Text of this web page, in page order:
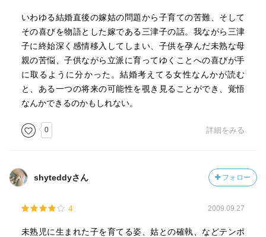
いわゆる結婚直後の嫁姑の問題から子育ての苦難、そして
その喜びを物語とした嫁である三津子の話。我ながら三津
子に終始深く感情移入してしまい、子供を孕んだ未熟な母
親の苦悩、子供ながら立派に育ってゆくことへの喜びが手
に取るように分かった。結婚考えてる女性なんかが読む
と、ある一つの将来の可能性を覗き見ることができ、覚悟
なんかできるのかもしれない。
0 詳細をみる
shyteddyさん フォロー
4 2009.09.27
未熟児に生まれた子を育てる姿、姑との確執、などテンポ